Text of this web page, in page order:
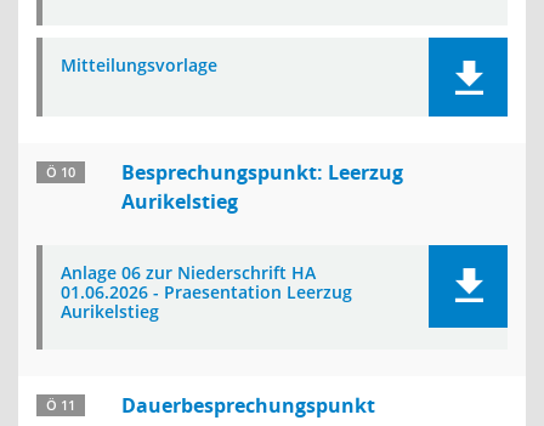
Mitteilungsvorlage
Ö 10
Besprechungspunkt: Leerzug
Aurikelstieg
Anlage 06 zur Niederschrift HA
01.06.2026 - Praesentation Leerzug
Aurikelstieg
Ö 11
Dauerbesprechungspunkt